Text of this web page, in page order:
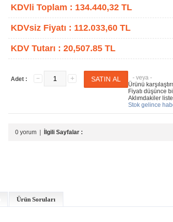
KDVli Toplam : 134.440,32 TL
KDVsiz Fiyatı : 112.033,60 TL
KDV Tutarı : 20,507.85 TL
Adet :
- veya -
Ürünü
Fiyatı düşünce
Aklımdakiler
Stok gelince
0 yorum İlgili Sayfalar :
Ürün Soruları